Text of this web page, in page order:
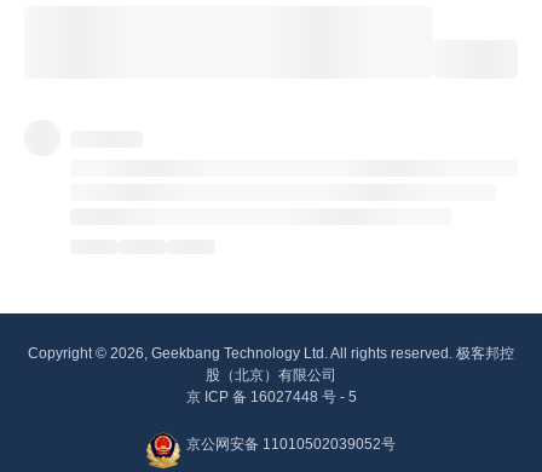
Copyright © 2026, Geekbang Technology Ltd. All rights reserved. 极客邦控
股（北京）有限公司
京 ICP 备 16027448 号 - 5
京公网安备 11010502039052号